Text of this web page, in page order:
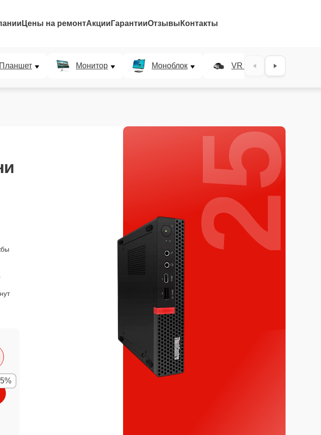
Цены на ремонтАкции ГарантииОтзывы Контакты
Планшет Монитор Моноблок VR система
25%